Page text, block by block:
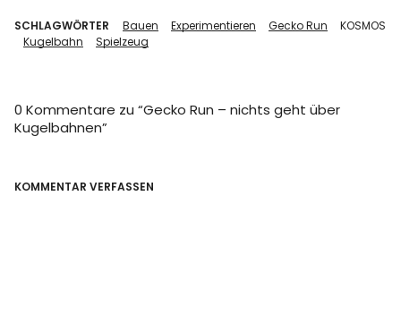
SCHLAGWÖRTER Bauen Experimentieren Gecko Run
KOSMOS
Kugelbahn
Spielzeug
0 Kommentare zu “Gecko Run – nichts geht über
Kugelbahnen”
KOMMENTAR VERFASSEN